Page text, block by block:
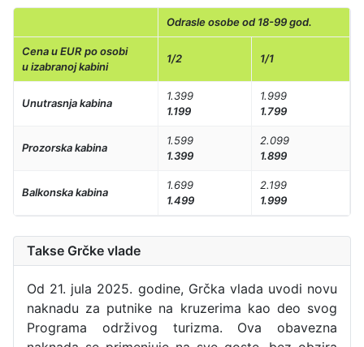
Odrasle osobe od 18-99 god.
Cena u EUR po osobi
u izabranoj kabini
1/2 1/1
Unutrasnja kabina
1.399
1.199
1.999
1.799
Prozorska kabina
1.599
1.399
2.099
1.899
Balkonska kabina
1.699
1.499
2.199
1.999
Takse Grčke vlade
Od 21. jula 2025. godine, Grčka vlada uvodi novu
naknadu za putnike na kruzerima kao deo svog
Programa održivog turizma. Ova obavezna